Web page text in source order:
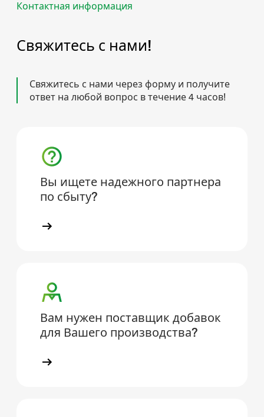
Контактная информация
Свяжитесь с нами!
Свяжитесь с нами через форму и получите
ответ на любой вопрос в течение 4 часов!
Вы ищете надежного партнера
по сбыту?
Вам нужен поставщик добавок
для Вашего производства?